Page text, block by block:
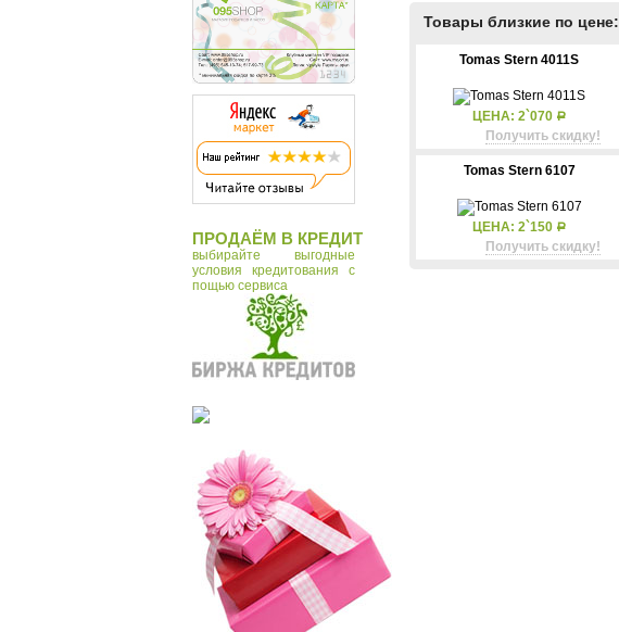
Rhythm
San`decor
Sea Power
Seiko
Timeworks
Tomas Stern
Tonin Casa
Макей
ПРОДАЁМ В КРЕДИТ
выбирайте выгодные
условия кредитования с
пощью сервиса
Товары близкие по цене:
Tomas Stern 4011S
ЦЕНА: 2`070 Р
Получить скидку!
Tomas Stern 6107
ЦЕНА: 2`150 Р
Получить скидку!